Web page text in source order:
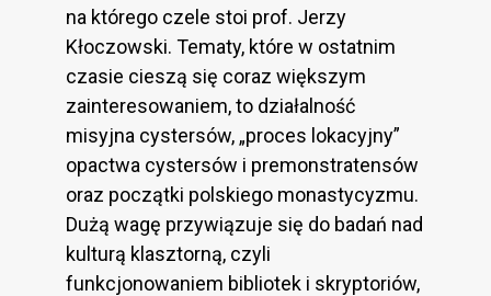
na którego czele stoi prof. Jerzy
Kłoczowski. Tematy, które w ostatnim
czasie cieszą się coraz większym
zainteresowaniem, to działalność
misyjna cystersów, „proces lokacyjny”
opactwa cystersów i premonstratensów
oraz początki polskiego monastycyzmu.
Dużą wagę przywiązuje się do badań nad
kulturą klasztorną, czyli
funkcjonowaniem bibliotek i skryptoriów,